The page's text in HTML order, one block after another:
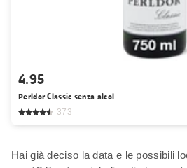
4.95
Perldor Classic senza alcol
373
Hai già deciso la data e le possibili